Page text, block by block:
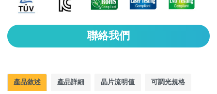
聯絡我們
產品敘述 產品詳細 晶片流明值 可調光規格